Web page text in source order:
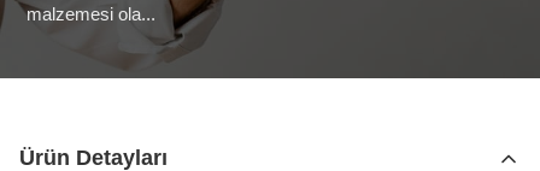
malzemesi ola...
Ürün Detayları